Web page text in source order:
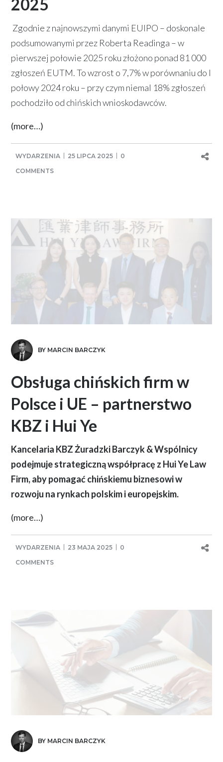
2025
Zgodnie z najnowszymi danymi EUIPO – doskonale
podsumowanymi przez Roberta Readinga – w
pierwszej połowie 2025 roku złożono ponad 81 000
zgłoszeń EUTM. To wzrost o 7,7% w porównaniu do I
połowy 2024 roku – przy czym niemal 18% zgłoszeń
pochodziło od chińskich wnioskodawców.
(more…)
WYDARZENIA 25 LIPCA 2025
0
COMMENTS
BY MARCIN BARCZYK
Obsługa chińskich firm w
Polsce i UE – partnerstwo
KBZ i Hui Ye
Kancelaria KBZ Żuradzki Barczyk & Wspólnicy
podejmuje strategiczną współpracę z Hui Ye Law
Firm, aby pomagać chińskiemu biznesowi w
rozwoju na rynkach polskim i europejskim.
(more…)
WYDARZENIA 23 MAJA 2025
0
COMMENTS
BY MARCIN BARCZYK